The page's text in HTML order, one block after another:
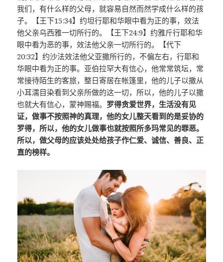
我们，有什么样的父母，就容易自然而然学成什么样的孩
子。【王下15:34】约坦行耶和华眼中看为正的事，效法
他父亲乌西雅一切所行的。【王下24:9】约雅斤行耶和华
眼中看为恶的事，效法他父亲一切所行的。【代下
20:32】约沙法效法他父亚撒所行的，不偏左右，行耶和
华眼中看为正的事。亚伯拉罕大有信心，他常常筑坛，常
常接待陌生的客旅，整日寄居在帐篷里，他的儿子以撒从
小耳濡目染看到父亲所做的这一切，所以，他的儿子以撒
也就大有信心，蒙神赐福。 罗得贪爱世界，生活没有见
证，做事不按照神的真理，他的女儿整天看到的是妥协的
罗得，所以，他的女儿做事也就按照所多玛常见的罪恶。
所以，做父母的应该处处给孩子作仁爱、诚信、善良、正
直的榜样。